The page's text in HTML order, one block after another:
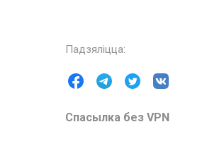
Спасылка без VPN